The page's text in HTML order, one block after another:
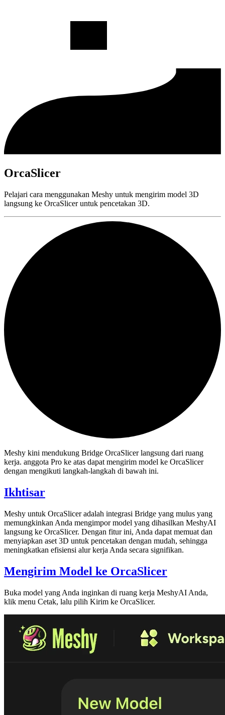
OrcaSlicer
Pelajari cara menggunakan Meshy untuk mengirim model 3D
langsung ke OrcaSlicer untuk pencetakan 3D.
Meshy kini mendukung Bridge OrcaSlicer langsung dari ruang
kerja. anggota Pro ke atas dapat mengirim model ke OrcaSlicer
dengan mengikuti langkah-langkah di bawah ini.
Ikhtisar
Meshy untuk OrcaSliceradalah integrasi Bridge yang mulus yang
memungkinkan Anda mengimpormodel yang dihasilkan MeshyAI
langsung ke OrcaSlicer. Dengan fitur ini, Anda dapat memuat dan
menyiapkan aset 3D untuk pencetakan dengan mudah, sehingga
meningkatkan efisiensi alur kerja Anda secara signifikan.
Mengirim Model ke OrcaSlicer
Buka model yang Anda inginkan di ruang kerja MeshyAI Anda,
klik menu Cetak, lalu pilih Kirim ke OrcaSlicer.